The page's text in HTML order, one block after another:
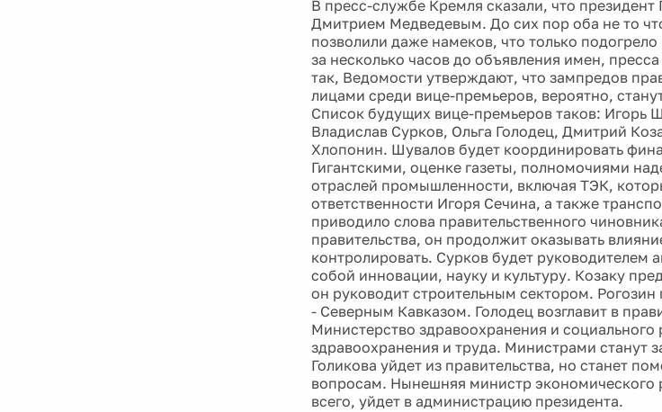
В пресс-службе Кремля сказали, что
Дмитрием Медведевым. До сих пор оба не то
позволили даже намеков, что только
за несколько часов до объявления имен,
так, Ведомости утверждают, что зампредов
лицами среди вице-премьеров, вероятно,
Список будущих вице-премьеров таков: Игорь
Владислав Сурков, Ольга Голодец, Дмитрий
Хлопонин. Шувалов будет координировать
Гигантскими, оценке газеты, полномочиями
отраслей промышленности, включая ТЭК,
ответственности Игоря Сечина, а также
приводило слова правительственного
правительства, он продолжит оказывать
контролировать. Сурков будет руководителем
собой инновации, науку и культуру. Козаку
он руководит строительным сектором.
- Северным Кавказом. Голодец возглавит в
Министерство здравоохранения и социального
здравоохранения и труда. Министрами станут
Голикова уйдет из правительства, но станет
вопросам. Нынешняя министр экономического
всего, уйдет в администрацию президента.